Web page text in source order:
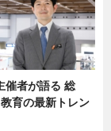
催者が語る 総
育の最新トレン